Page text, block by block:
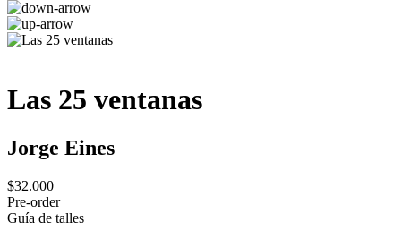
Las 25 ventanas
Jorge Eines
$32.000
Pre-order
Guía de talles